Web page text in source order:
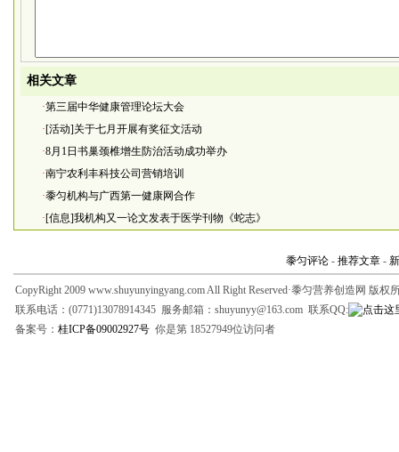
相关文章
·第三届中华健康管理论坛大会
·[活动]关于七月开展有奖征文活动
·8月1日书巢颈椎增生防治活动成功举办
·南宁农利丰科技公司营销培训
·黍匀机构与广西第一健康网合作
·[信息]我机构又一论文发表于医学刊物《蛇志》
黍匀评论 - 推荐文章 -
CopyRight 2009 www.shuyunyingyang.com All Right Reserved·黍匀营养创造网 版权
联系电话：(0771)13078914345 服务邮箱：shuyunyy@163.com 联系QQ:
备案号： 桂ICP备09002927号 你是第 18527949位访问者